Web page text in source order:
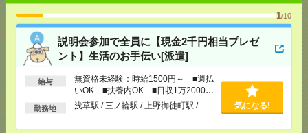
1/10
説明会参加で全員に【現金2千円相当プレゼ
ント】生活のお手伝い[派遣]
給与
無資格未経験：時給1500円～ ■週払
いOK ■扶養内OK ■日収1万2000円
以上
勤務地 浅草駅 / 三ノ輪駅 / 上野御徒町駅 / … 気になる!
いも仕事の1つ[派遣]
[給 与]
OK ■扶養内OK ■日収1万2000円以上
[交通費] 交通費全額支給
巣鴨駅 / 目白駅 /北池袋駅
2050円＊町田市＠確定申告書類のデータ入力／週3～